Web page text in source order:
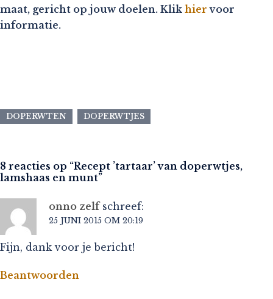
maat, gericht op jouw doelen. Klik hier voor
informatie.
DOPERWTEN DOPERWTJES
8 reacties op “Recept ’tartaar’ van doperwtjes,
lamshaas en munt”
onno zelf schreef:
25 JUNI 2015 OM 20:19
Fijn, dank voor je bericht!
Beantwoorden